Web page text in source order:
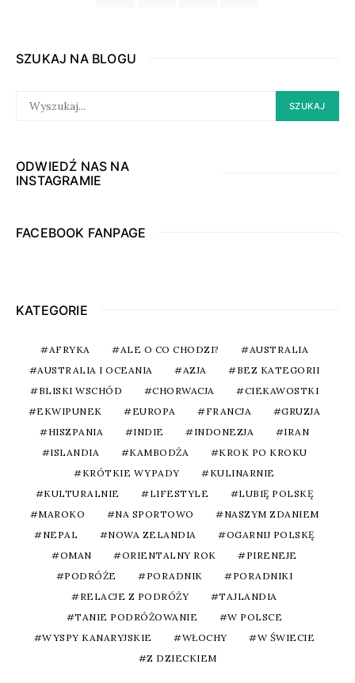
SZUKAJ NA BLOGU
FOR:
SZUKAJ
ODWIEDŹ NAS NA
INSTAGRAMIE
FACEBOOK FANPAGE
KATEGORIE
AFRYKA ALE O CO CHODZI?
AUSTRALIA
AUSTRALIA I OCEANIA
AZJA
BEZ KATEGORII
BLISKI WSCHÓD
CHORWACJA
CIEKAWOSTKI
EKWIPUNEK
EUROPA FRANCJA
GRUZJA
HISZPANIA
INDIE INDONEZJA
IRAN
ISLANDIA
KAMBODŻA
KROK PO KROKU
KRÓTKIE WYPADY
KULINARNIE
KULTURALNIE
LIFESTYLE
LUBIĘ POLSKĘ
MAROKO
NA SPORTOWO
NASZYM ZDANIEM
NEPAL
NOWA ZELANDIA
OGARNIJ POLSKĘ
OMAN
ORIENTALNY ROK
PIRENEJE
PODRÓŻE
PORADNIK
PORADNIKI
RELACJE Z PODRÓŻY
TAJLANDIA
TANIE PODRÓŻOWANIE
W POLSCE
WYSPY KANARYJSKIE
WŁOCHY
W ŚWIECIE
Z DZIECKIEM